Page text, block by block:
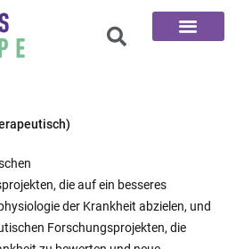
die auf ein besseres
der Krankheit abzielen, und
Forschungsprojekten, die